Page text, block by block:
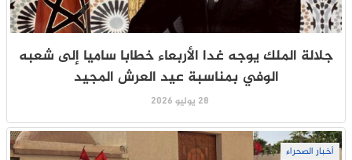
جلالة الملك يوجه غدا الأربعاء خطابا ساميا إلى شعبه
الوفي بمناسبة عيد العرش المجيد
28 يوليو 2026
أخبار الصحراء